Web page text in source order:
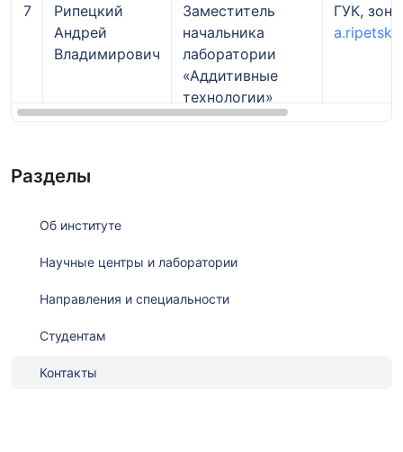
7
Рипецкий
Андрей
Владимирович
Заместитель
начальника
лаборатории
«Аддитивные
технологии»
ГУК,
Разделы
Об институте
Научные центры и лаборатории
Направления и специальности
Студентам
Контакты